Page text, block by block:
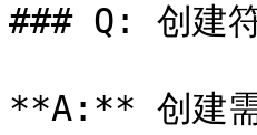
### Q: 创建
**A:** 创建需